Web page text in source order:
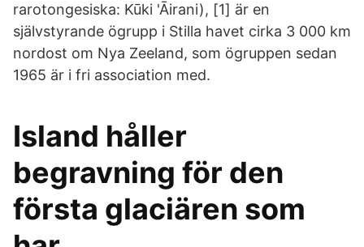
rarotongesiska: Kūki 'Āirani), [1] är en
självstyrande ögrupp i Stilla havet cirka 3 000 km
nordost om Nya Zeeland, som ögruppen sedan
1965 är i fri association med.
Island håller
begravning för den
första glaciären som